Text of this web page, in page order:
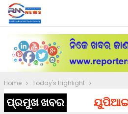
Home Today's Highlight
ପ୍ରମୁଖ ଖବର ୟୁପିଆଇ